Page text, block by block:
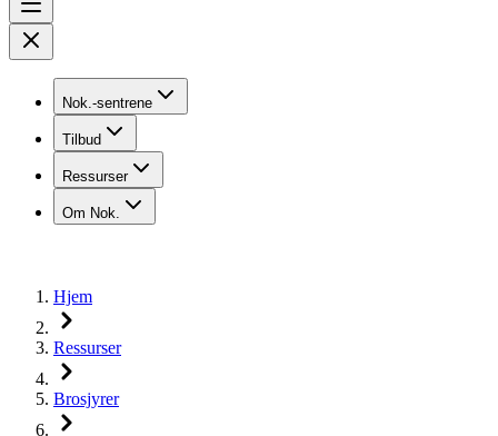
Nok.-sentrene
Tilbud
Ressurser
Om Nok.
Hjem
Ressurser
Brosjyrer